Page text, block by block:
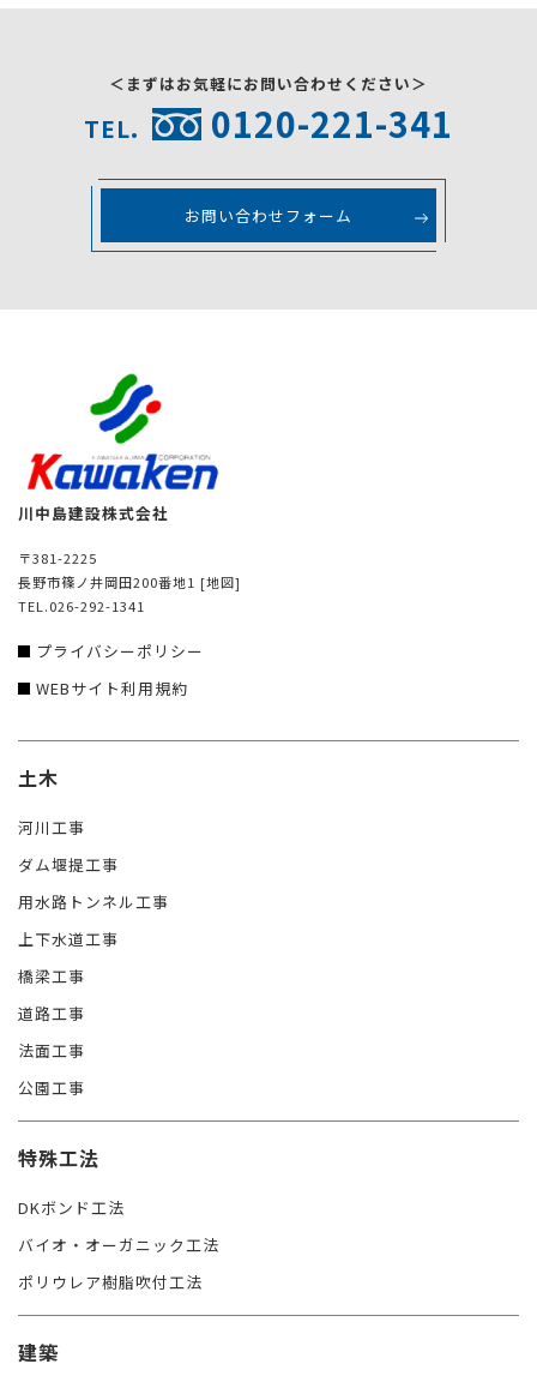
＜まずはお気軽にお問い合わせください＞
TEL. 0120-221-341
お問い合わせフォーム
川中島建設株式会社
〒381-2225
長野市篠ノ井岡田200番地1 [地図]
TEL.026-292-1341
プライバシーポリシー
WEBサイト利用規約
土木
河川工事
ダム堰提工事
用水路トンネル工事
上下水道工事
橋梁工事
道路工事
法面工事
公園工事
特殊工法
DKボンド工法
バイオ・オーガニック工法
ポリウレア樹脂吹付工法
建築